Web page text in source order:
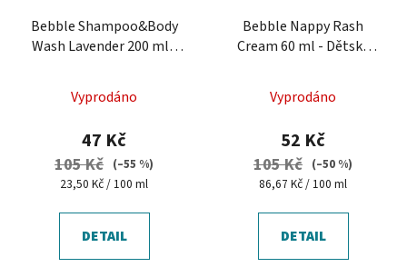
Bebble Shampoo&Body
Wash Lavender 200 ml -
levandulí
Vyprodáno
47 Kč
105 Kč (–55 %)
Měrná
23,50 Kč / 100 ml
DETAIL
Bebble Nappy Rash
Cream 60 ml - Dětský
Vyprodáno
52 Kč
105 Kč (–50 %)
Měrná
86,67 Kč / 100 ml
DETAIL